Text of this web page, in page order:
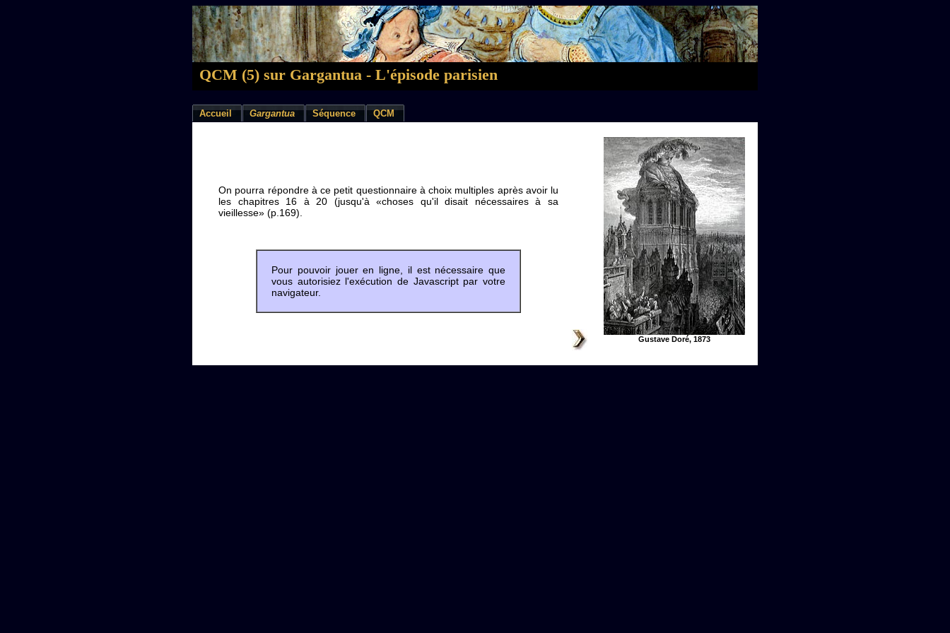
QCM (5) sur Gargantua - L'épisode parisien
Accueil Gargantua Séquence QCM
On pourra répondre à ce petit questionnaire à choix multiples après avoir lu
les chapitres 16 à 20 (jusqu'à «choses qu'il disait nécessaires à sa
vieillesse» (p.169).
Pour pouvoir jouer en ligne, il est nécessaire que
vous autorisiez l'exécution de Javascript par votre
navigateur.
Gustave Doré, 1873